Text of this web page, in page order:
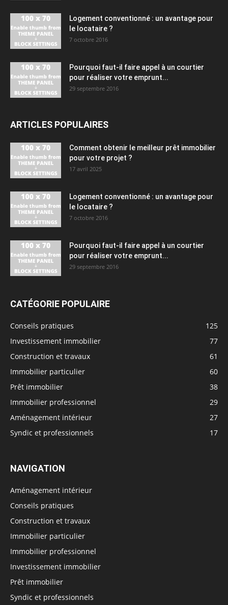
Logement conventionné : un avantage pour
le locataire ?
7 octobre 2016
Pourquoi faut-il faire appel à un courtier
pour réaliser votre emprunt...
29 septembre 2016
ARTICLES POPULAIRES
Comment obtenir le meilleur prêt immobilier
pour votre projet ?
17 avril 2025
Logement conventionné : un avantage pour
le locataire ?
7 octobre 2016
Pourquoi faut-il faire appel à un courtier
pour réaliser votre emprunt...
29 septembre 2016
CATÉGORIE POPULAIRE
Conseils pratiques
125
Investissement immobilier
77
Construction et travaux
61
Immobilier particulier
60
Prêt immobilier
38
Immobilier professionnel
29
Aménagement intérieur
27
Syndic et professionnels
17
NAVIGATION
Aménagement intérieur
Conseils pratiques
Construction et travaux
Immobilier particulier
Immobilier professionnel
Investissement immobilier
Prêt immobilier
Syndic et professionnels